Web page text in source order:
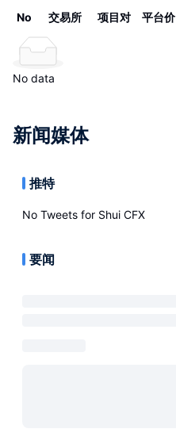
No 交易所 项目对 平台价
No data
新闻媒体
推特
No Tweets for Shui CFX
要闻